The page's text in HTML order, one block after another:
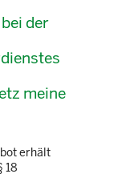
der
meine
erhält
18